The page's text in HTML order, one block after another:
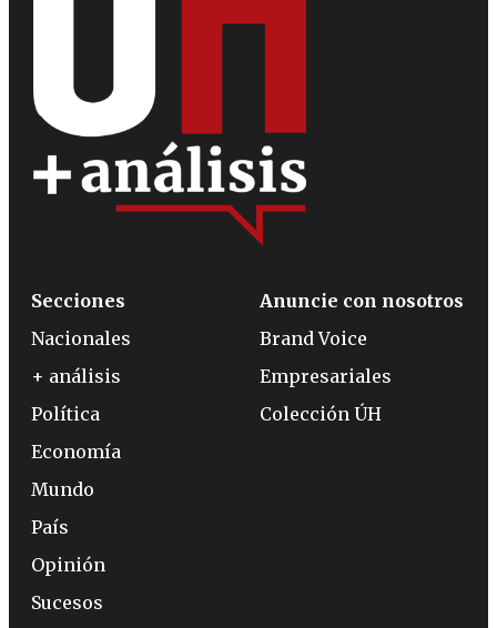
Secciones
Nacionales
+ análisis
Política
Economía
Mundo
País
Opinión
Sucesos
Anuncie con nosotros
Brand Voice
Empresariales
Colección ÚH